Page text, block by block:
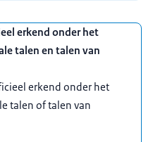
erkend onder het
talen en talen van
erkend onder het
talen of talen van